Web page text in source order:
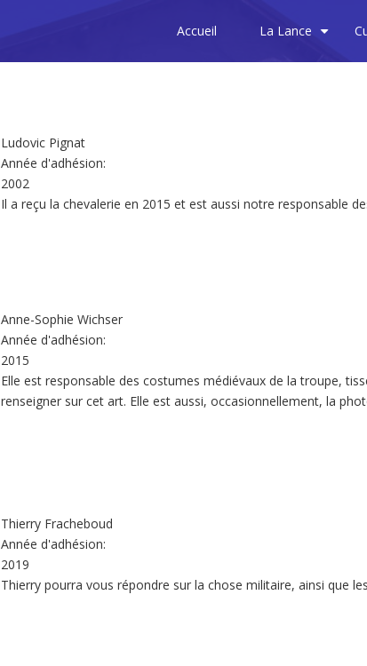
Accueil La Lance
Ludovic Pignat
Année d'adhésion:
2002
Il a reçu la chevalerie en 2015 et est aussi notre responsable
Anne-Sophie Wichser
Année d'adhésion:
2015
Elle est responsable des costumes médiévaux de la troupe,
renseigner sur cet art. Elle est aussi, occasionnellement, la
Thierry Fracheboud
Année d'adhésion:
2019
Thierry pourra vous répondre sur la chose militaire, ainsi que